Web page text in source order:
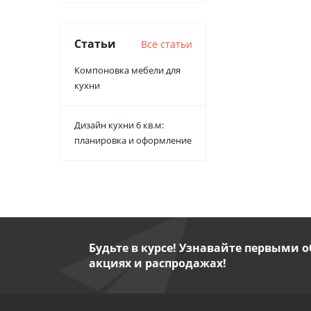
Статьи Все статьи
Компоновка мебели для
кухни
Дизайн кухни 6 кв.м:
планировка и оформление
Будьте в курсе! Узнавайте первыми
акциях и распродажах!